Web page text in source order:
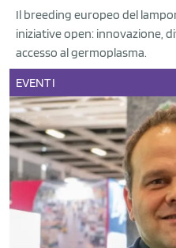
Il breeding europeo del
iniziative open: innovazione,
accesso al germoplasma.
EVENTI